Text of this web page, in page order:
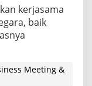
kerjasama
baik
Meeting &